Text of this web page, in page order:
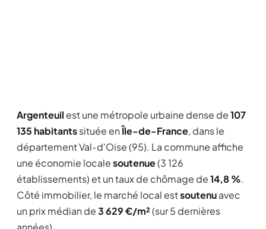
Argenteuil est une métropole urbaine dense de107
135 habitantssituée enÎle-de-France, dans le
département Val-d'Oise (95). La commune affiche
une économie localesoutenue(3 126
établissements) et un taux de chômage de14,8 %.
Côté immobilier, le marché local estsoutenuavec
un prix médian de3 629 €/m²(sur 5 dernières